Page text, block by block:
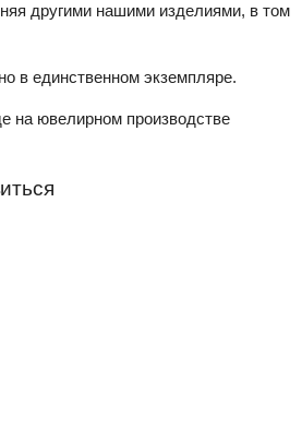
другими нашими изделиями, в том
в единственном экземпляре.
на ювелирном производстве